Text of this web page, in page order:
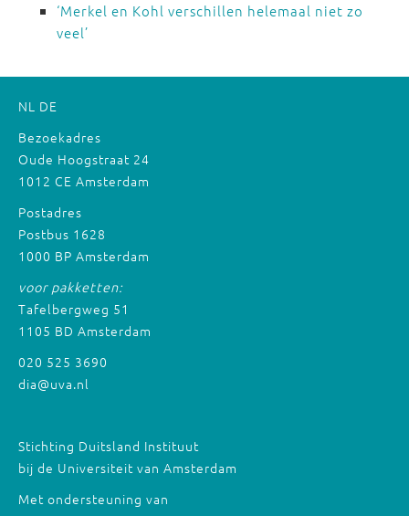
‘Merkel en Kohl verschillen helemaal niet zo
veel’
NL DE
Bezoekadres
Oude Hoogstraat 24
1012 CE Amsterdam
Postadres
Postbus 1628
1000 BP Amsterdam
voor pakketten:
Tafelbergweg 51
1105 BD Amsterdam
020 525 3690
dia@uva.nl
Stichting Duitsland Instituut
bij de Universiteit van Amsterdam
Met ondersteuning van